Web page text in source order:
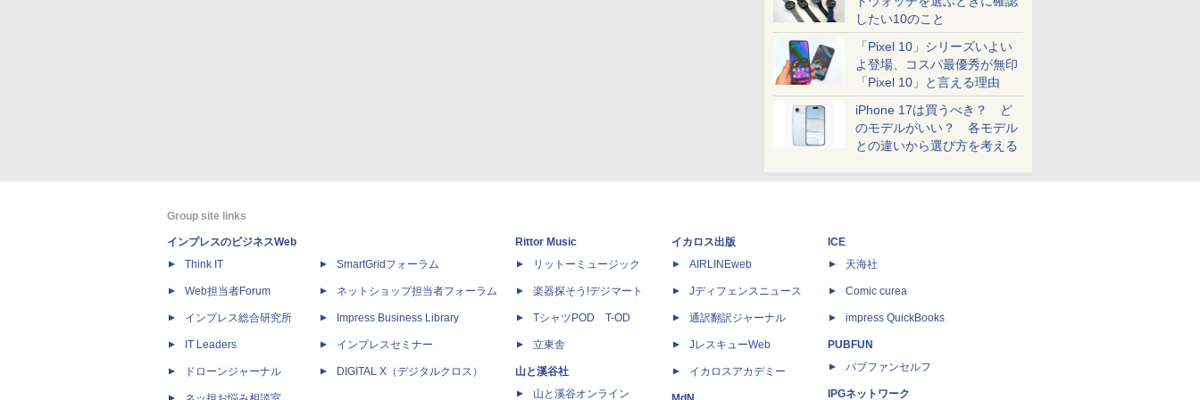
したい10のこと
「Pixel 10」シリーズいよい
よ登場、コスパ最優秀が無印
「Pixel 10」と言える理由
iPhone 17は買うべき？ ど
のモデルがいい？ 各モデル
との違いから選び方を考える
Group site links
インプレスのビジネスWeb
Think IT
Web担当者Forum
インプレス総合研究所
IT Leaders
ドローンジャーナル
SmartGridフォーラム
ネットショップ担当者フォーラム
Impress Business Library
インプレスセミナー
DIGITAL X（デジタルクロス）
Rittor Music
リットーミュージック
楽器探そう!デジマート
TシャツPOD T-OD
立東舎
山と溪谷社
山と溪谷オンライン
イカロス出版
AIRLINEweb
Jディフェンスニュース
通訳翻訳ジャーナル
JレスキューWeb
イカロスアカデミー
ICE
天海社
Comic curea
impress QuickBooks
PUBFUN
パブファンセルフ
IPGネットワーク